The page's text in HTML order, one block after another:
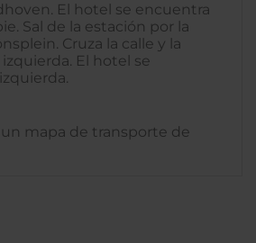
El hotel se encuentra
Sal de la estación por la
Cruza la calle y la
izquierda. El hotel se
un mapa de transporte de